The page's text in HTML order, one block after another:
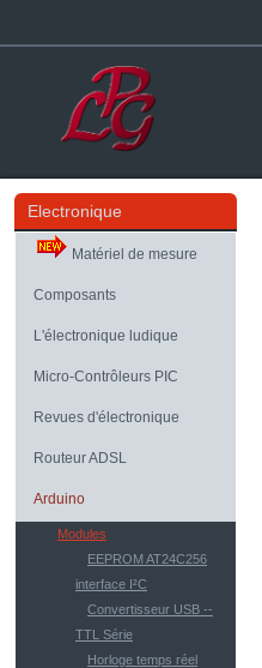
Electronique
Matériel de mesure
Composants
L'électronique ludique
Micro-Contrôleurs PIC
Revues d'électronique
Routeur ADSL
Arduino
Modules
EEPROM AT24C256
interface I²C
Convertisseur USB --
TTL Série
Horloge temps réel